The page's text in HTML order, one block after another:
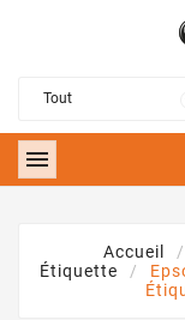

Accueil
Étiquette